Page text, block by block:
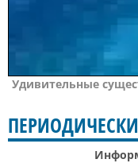
Удивительные